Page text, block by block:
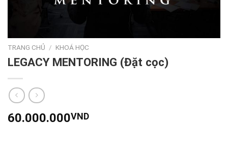
TRANG CHỦ / KHOÁ HỌC
LEGACY MENTORING (Đặt cọc)
60.000.000VND